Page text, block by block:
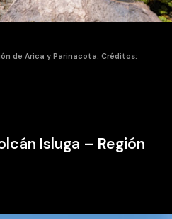
de Arica y Parinacota. Créditos:
Isluga – Región